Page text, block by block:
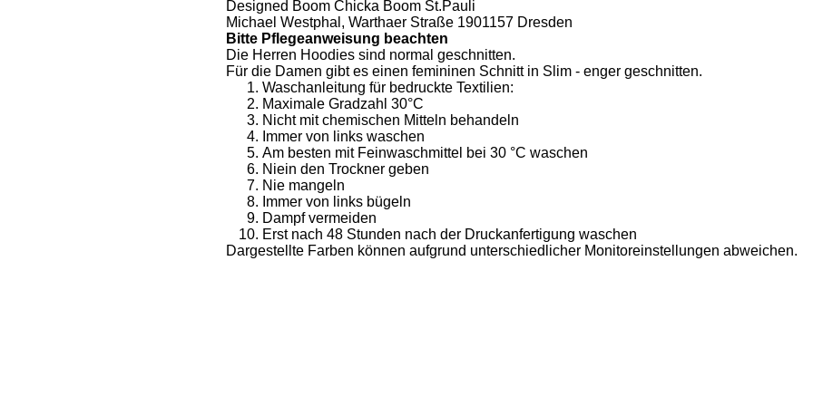
Designed Boom Chicka Boom St.Pauli
Michael Westphal, Warthaer Straße 1901157 Dresden
Bitte Pflegeanweisung beachten
Die Herren Hoodies sind normal geschnitten.
Für die Damen gibt es einen femininen Schnitt in Slim - enger geschnitten.
Waschanleitung für bedruckte Textilien:
Maximale Gradzahl 30°C
Nicht mit chemischen Mitteln behandeln
Immer von links waschen
Am besten mit Feinwaschmittel bei 30 °C waschen
Niein den Trockner geben
Nie mangeln
Immer von links bügeln
Dampf vermeiden
Erst nach 48 Stunden nach der Druckanfertigung waschen
Dargestellte Farben können aufgrund unterschiedlicher Monitoreinstellungen abweichen.